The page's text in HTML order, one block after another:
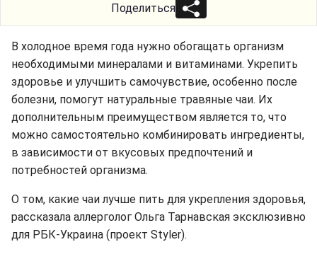
Поделиться
В холодное время года нужно обогащать организм
необходимыми минералами и витаминами. Укрепить
здоровье и улучшить самочувствие, особенно после
болезни, помогут натуральные травяные чаи. Их
дополнительным преимуществом является то, что
можно самостоятельно комбинировать ингредиенты,
в зависимости от вкусовых предпочтений и
потребностей организма.
О том, какие чаи лучше пить для укрепления здоровья,
рассказала аллерголог Ольга Тарнавская эксклюзивно
для РБК-Украина (проект Styler).